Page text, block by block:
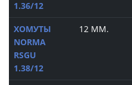
1.36/12
ХОМУТЫ
NORMA
RSGU
1.38/12
12 ММ.